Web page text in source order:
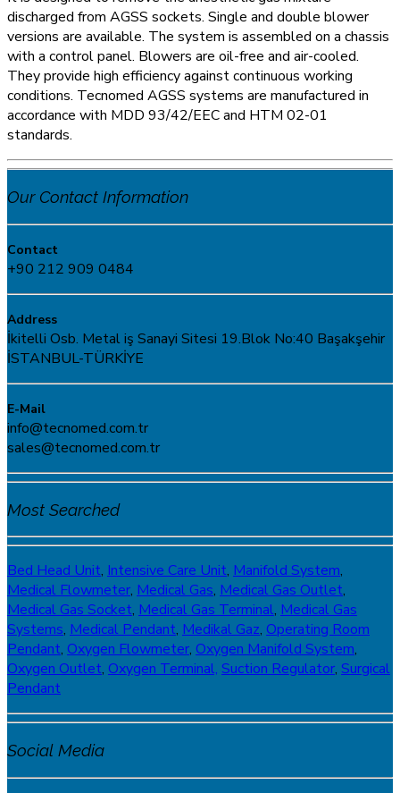
discharged from AGSS sockets. Single and double blower
versions are available. The system is assembled on a chassis
with a control panel. Blowers are oil-free and air-cooled.
They provide high efficiency against continuous working
conditions. Tecnomed AGSS systems are manufactured in
accordance with MDD 93/42/EEC and HTM 02-01
standards.
Our Contact Information
Contact
+90 212 909 0484
Address
İkitelli Osb. Metal iş Sanayi Sitesi 19.Blok No:40 Başakşehir
İSTANBUL-TÜRKİYE
E-Mail
info@tecnomed.com.tr
sales@tecnomed.com.tr
Most Searched
Bed Head Unit, Intensive Care Unit, Manifold System,
Medical Flowmeter, Medical Gas, Medical Gas Outlet,
Medical Gas Socket, Medical Gas Terminal, Medical Gas
Systems, Medical Pendant, Medikal Gaz, Operating Room
Pendant, Oxygen Flowmeter, Oxygen Manifold System,
Oxygen Outlet, Oxygen Terminal, Suction Regulator, Surgical
Pendant
Social Media